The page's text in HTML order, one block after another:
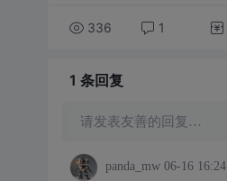
336 1
1 条回复
请发表友善的回复…
panda_mw 06-16 16:24